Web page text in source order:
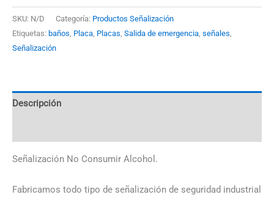
SKU: N/D Categoría: Productos Señalización
Etiquetas: baños Placa Placas Salida de emergencia señales
Señalización
Descripción
Señalización No Consumir Alcohol.
Fabricamos todo tipo de señalización de seguridad industrial